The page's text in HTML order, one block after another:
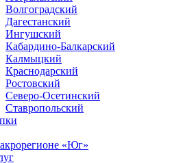
Волгоградский
Дагестанский
Ингушский
Кабардино-Балкарский
Калмыцкий
Краснодарский
Ростовский
Северо-Осетинский
Ставропольский
«Юг»